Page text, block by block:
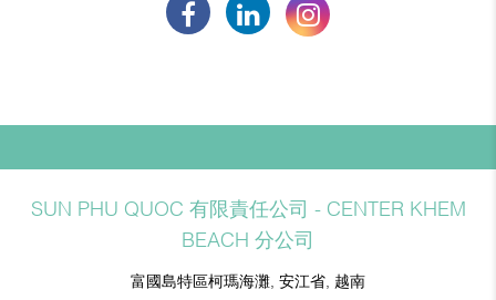
SUN PHU QUOC 有限責任公司 - CENTER KHEM
BEACH 分公司
富國島特區柯瑪海灘, 安江省, 越南